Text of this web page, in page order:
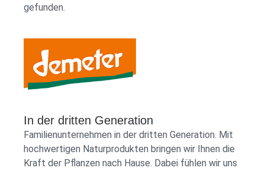
gefunden.
In der dritten Generation
Familienunternehmen in der dritten Generation. Mit
hochwertigen Naturprodukten bringen wir Ihnen die
Kraft der Pflanzen nach Hause. Dabei fühlen wir uns